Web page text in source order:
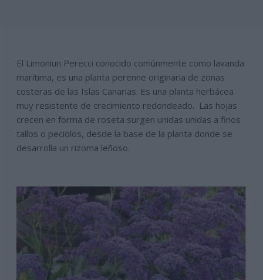
El Limoniun Perecci conocido comúnmente como lavanda
marítima, es una planta perenne originaria de zonas
costeras de las Islas Canarias. Es una planta herbácea
muy resistente de crecimiento redondeado. Las hojas
crecen en forma de roseta surgen unidas unidas a finos
tallos o peciolos, desde la base de la planta donde se
desarrolla un rizoma leñoso.